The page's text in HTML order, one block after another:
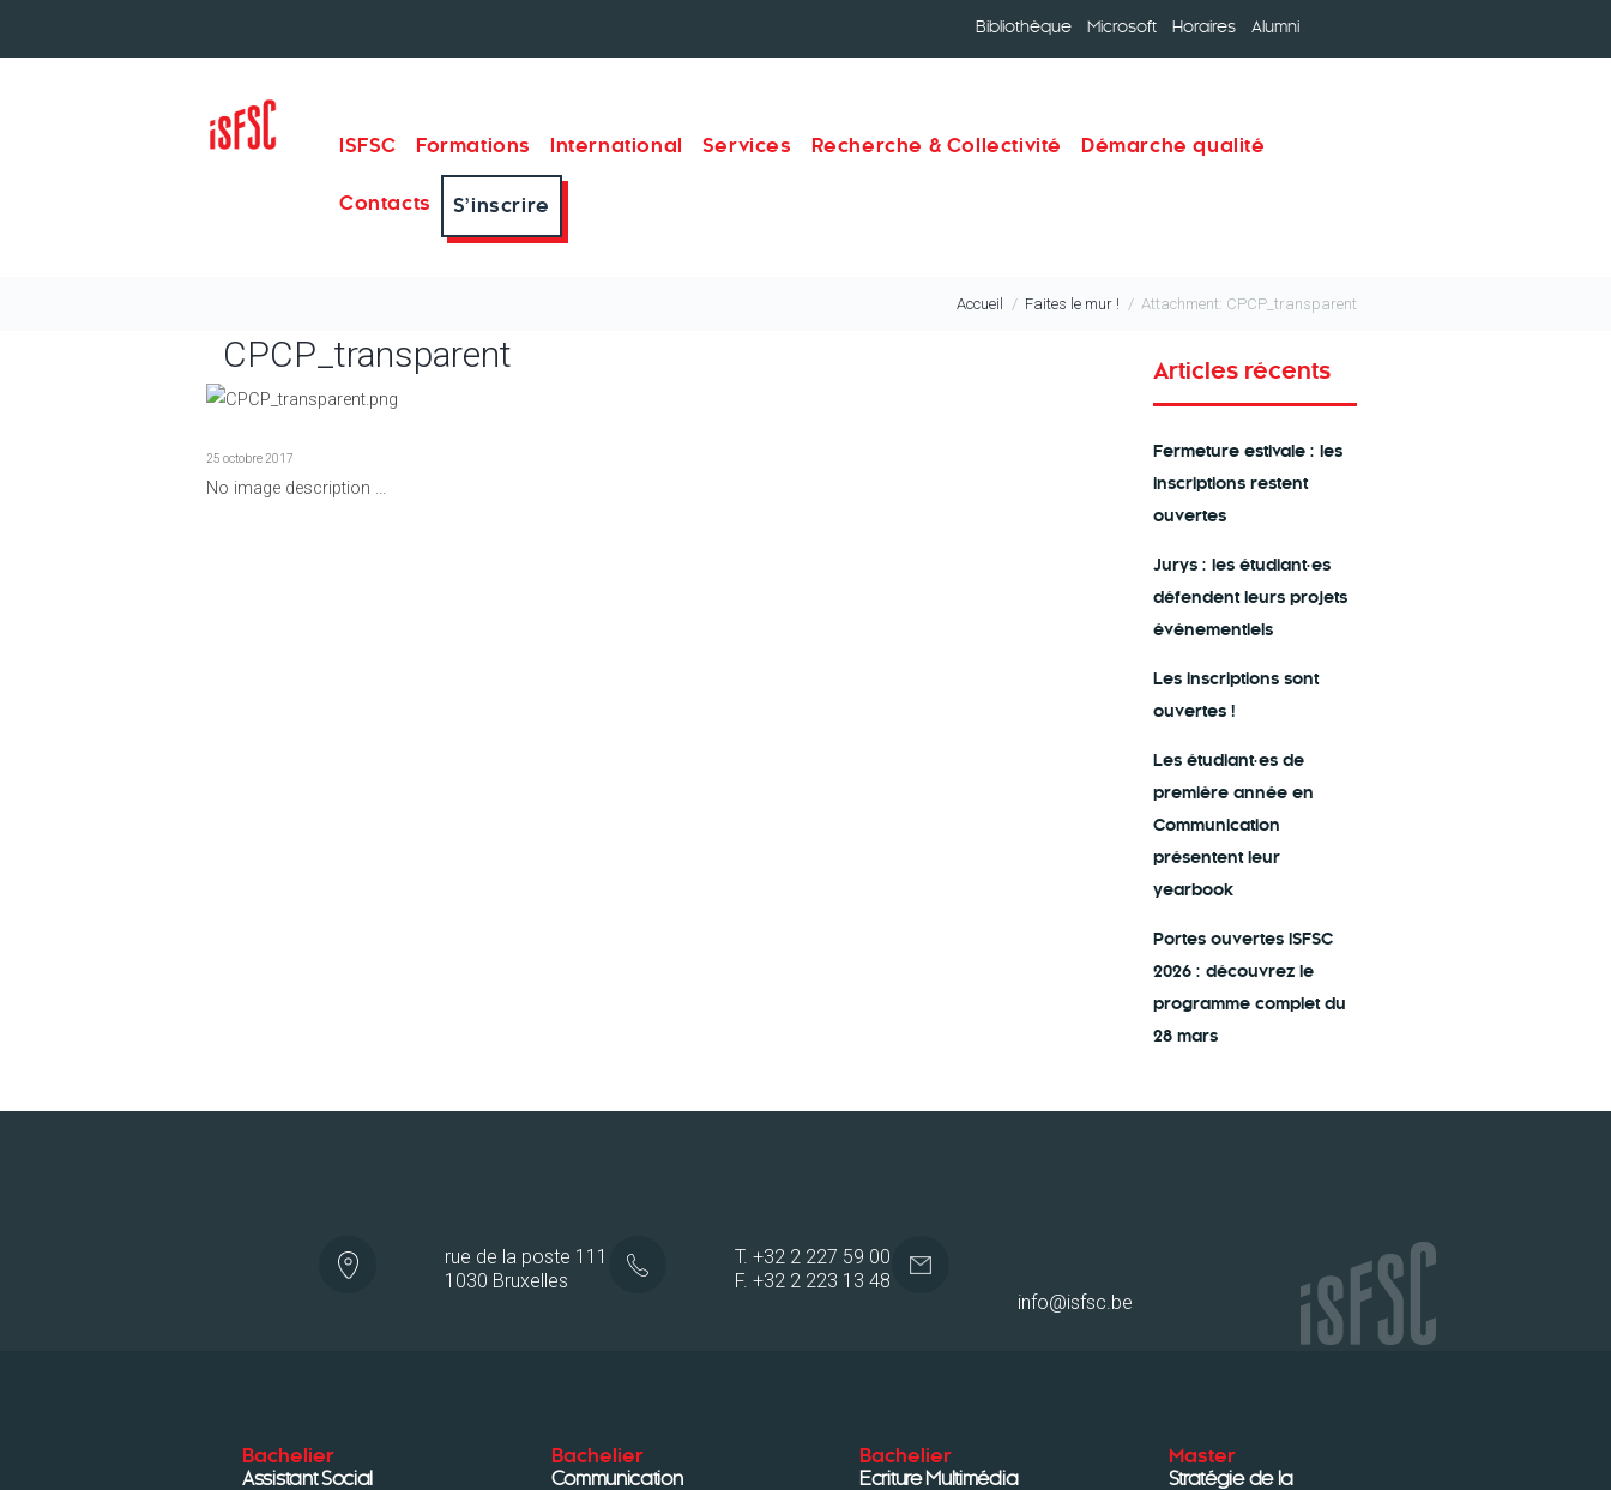
Bibliothèque Microsoft Horaires Alumni
ISFSC Formations International Services Recherche & Collectivité Démarche qualité
Contacts S’inscrire
Accueil Faites le mur ! Attachment: CPCP_transparent
CPCP_transparent
25 octobre 2017
No image description ...
Articles récents
Fermeture estivale : les
inscriptions restent
ouvertes
Jurys : les étudiant·es
défendent leurs projets
événementiels
Les inscriptions sont
ouvertes !
Les étudiant·es de
première année en
Communication
présentent leur
yearbook
Portes ouvertes ISFSC
2026 : découvrez le
programme complet du
28 mars
rue de la poste 111
1030 Bruxelles
T. +32 2 227 59 00
F. +32 2 223 13 48
info@isfsc.be
Bachelier
Assistant Social
Bachelier
Communication
Bachelier
Ecriture Multimédia
Master
Stratégie de la